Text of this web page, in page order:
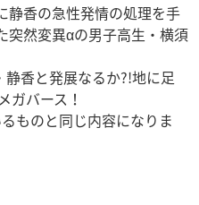
静香の急性発情の処理を手
突然変異αの男子高生・横須
香と発展なるか?!地に足
ガバース！
ものと同じ内容になりま